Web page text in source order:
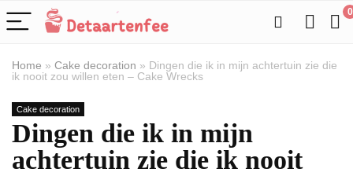
0
Home » Cake decoration » Dingen die ik in mijn achtertuin zie die
ik nooit zou willen eten – Cake Wrecks
Cake decoration
Dingen die ik in mijn
achtertuin zie die ik nooit